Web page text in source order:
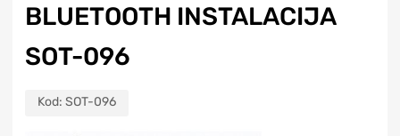
BLUETOOTH INSTALACIJA
SOT-096
Kod: SOT-096